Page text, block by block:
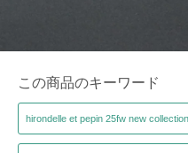
この商品のキーワード
hirondelle et pepin 25fw new collection